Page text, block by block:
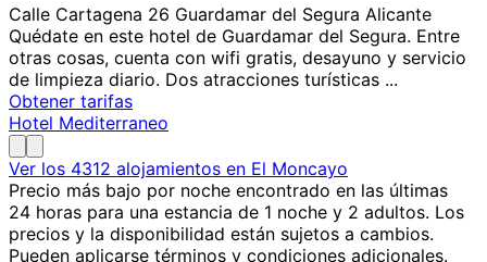
Calle Cartagena 26 Guardamar del Segura Alicante
Quédate en este hotel de Guardamar del Segura. Entre
otras cosas, cuenta con wifi gratis, desayuno y servicio
de limpieza diario. Dos atracciones turísticas ...
Obtener tarifas
Hotel Mediterraneo
Ver los 4312 alojamientos en El Moncayo
Precio más bajo por noche encontrado en las últimas
24 horas para una estancia de 1 noche y 2 adultos. Los
precios y la disponibilidad están sujetos a cambios.
Pueden aplicarse términos y condiciones adicionales.